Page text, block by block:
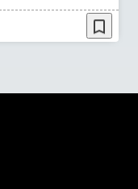
bookmark_border